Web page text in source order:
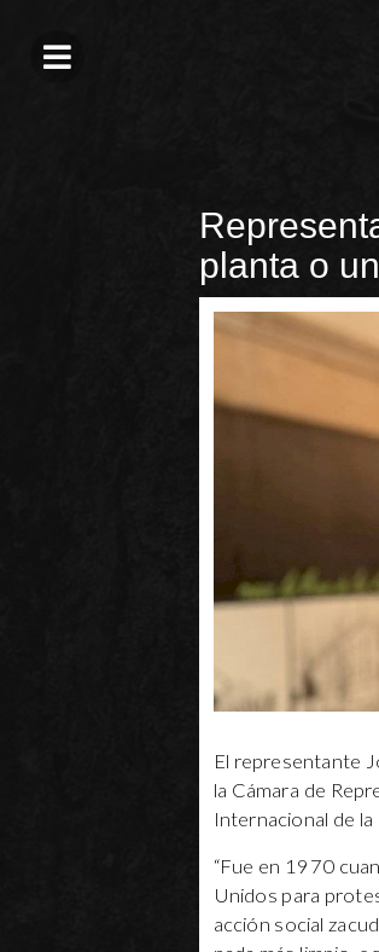
planta o
El representante
la Cámara de
Internacional de
“Fue en 1970
Unidos para
acción social